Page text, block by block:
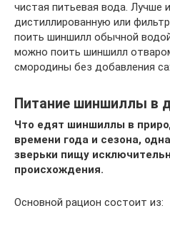
чистая питьевая вода. Лучше
дистиллированную или
поить шиншилл обычной
можно поить шиншилл
смородины без добавления
Питание шиншиллы в
Что едят шиншиллы в
времени года и сезона,
зверьки пищу
происхождения.
Основной рацион состоит из: